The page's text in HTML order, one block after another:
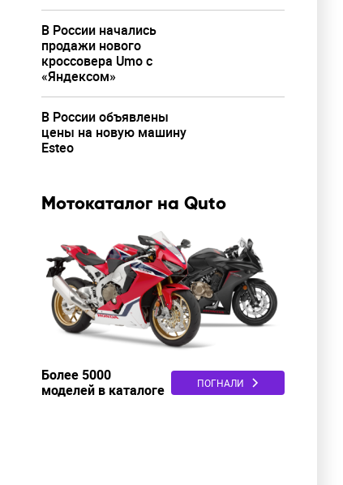
В России начались
продажи нового
кроссовера Umo с
«Яндексом»
В России объявлены
цены на новую машину
Esteo
Мотокаталог на Quto
Более 5000
моделей в каталоге
ПОГНАЛИ